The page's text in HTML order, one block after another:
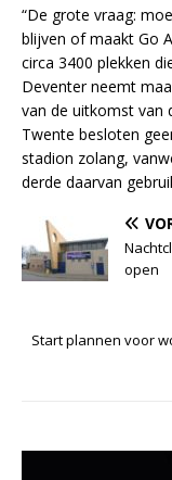
“De grote vraag:
blijven of maakt Go
circa 3400 plekken
Deventer neemt
van de uitkomst van
Twente besloten
stadion zolang,
derde daarvan
open
Start plannen voor